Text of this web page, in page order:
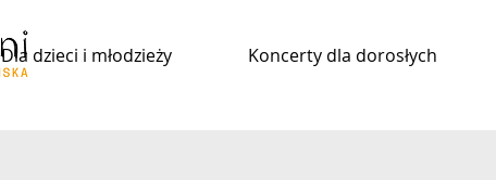
Dla dzieci i młodzieży Koncerty dla dorosłych